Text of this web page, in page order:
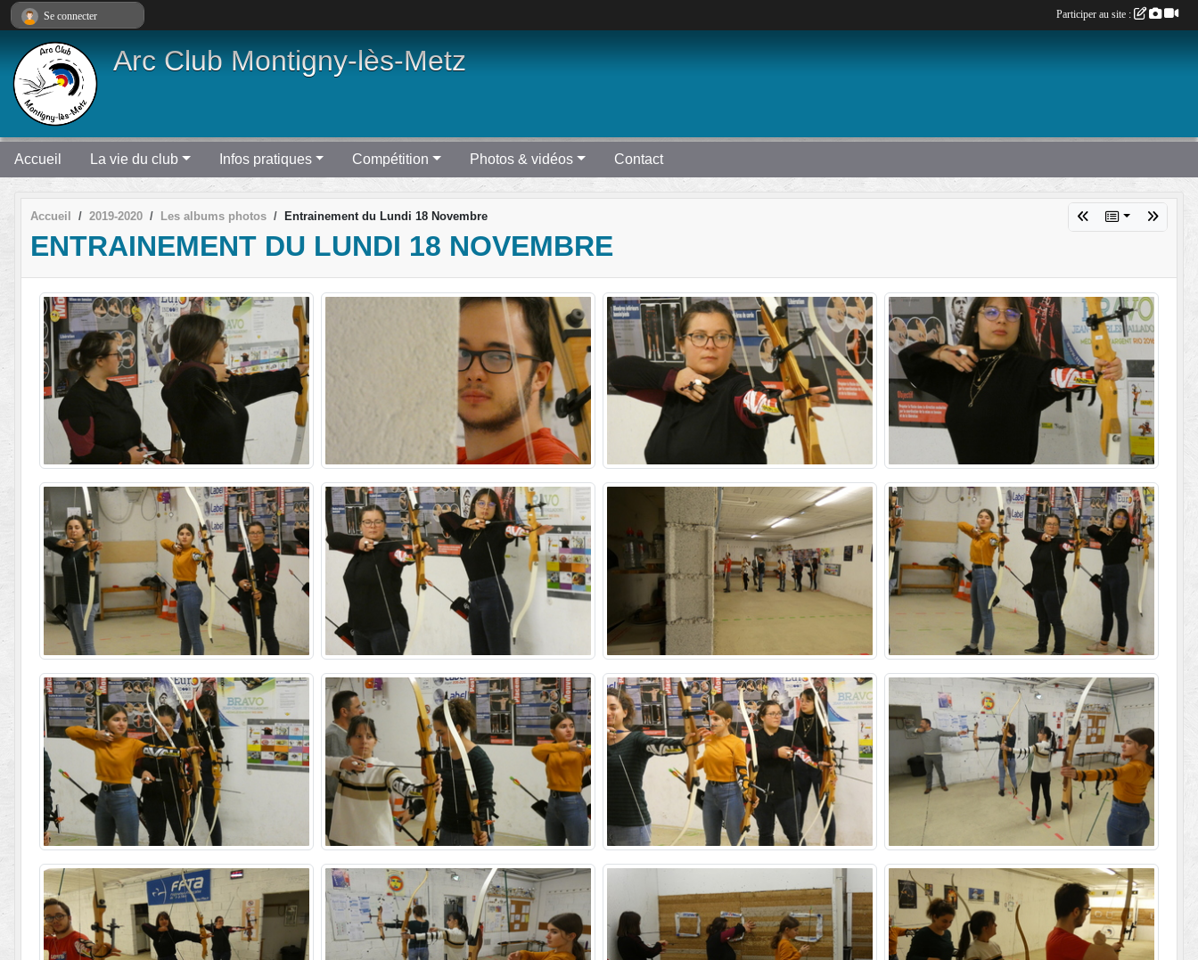
Arc Club Montigny-lès-Metz
Accueil La vie du club Infos pratiques Compétition Photos & vidéos Contact
Accueil 2019-2020 Les albums photos Entrainement du Lundi 18 Novembre
ENTRAINEMENT DU LUNDI 18 NOVEMBRE
Se connecter Participer au site :
Panneau de gestion des cookies